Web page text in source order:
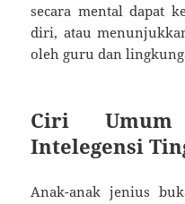
secara mental dapat
diri, atau
oleh guru dan
Ciri
Intelegensi
Anak-anak jenius